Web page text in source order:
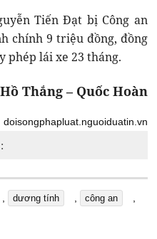
Tiến Đạt bị Công an
chính 9 triệu đồng, đồng
phép lái xe 23 tháng.
Hồ Thắng – Quốc Hoàn
doisongphapluat.nguoiduatin.vn
dương tính công an